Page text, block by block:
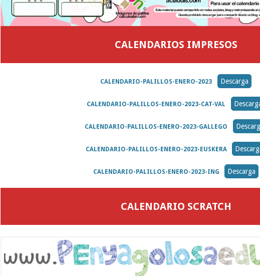
CALENDARIOS IMPRESOS
CALENDARIO-PALILLOS-ENERO-2023 Descarga
CALENDARIO-PALILLOS-ENERO-2023-CAT-VAL
CALENDARIO-PALILLOS-ENERO-2023-GALLEGO
CALENDARIO-PALILLOS-ENERO-2023-EUSKERA
CALENDARIO-PALILLOS-ENERO-2023-ING Descarga
CALENDARIO SCRATCH